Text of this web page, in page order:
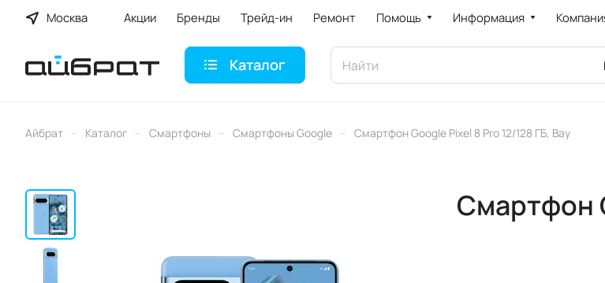
Москва Акции Бренды Трейд-ин Ремонт Помощь Информация
Каталог
Айбрат – Каталог – Смартфоны – Смартфоны Google – Смартфон Google Pixel 8 Pro 12/128 ГБ, Bay
Смартфон